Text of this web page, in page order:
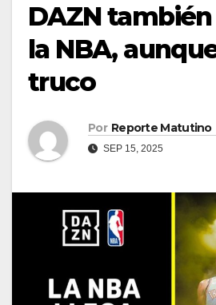
DAZN
la NBA,
truco
Por Reporte Matutino
SEP 15, 2025